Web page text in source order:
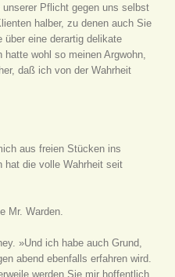
Pflicht gegen uns selbst
halber, zu denen auch Sie
eine derartig delikate
wohl so meinen Argwohn,
daß ich von der Wahrheit
aus freien Stücken ins
hat die volle Wahrheit seit
Mr. Warden.
»Und ich habe auch Grund,
abend ebenfalls erfahren wird.
werden Sie mir hoffentlich